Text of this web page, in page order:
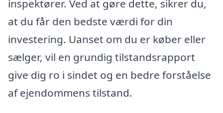
inspektører. Ved at gøre dette, sikrer du,
at du får den bedste værdi for din
investering. Uanset om du er køber eller
sælger, vil en grundig tilstandsrapport
give dig ro i sindet og en bedre forståelse
af ejendommens tilstand.